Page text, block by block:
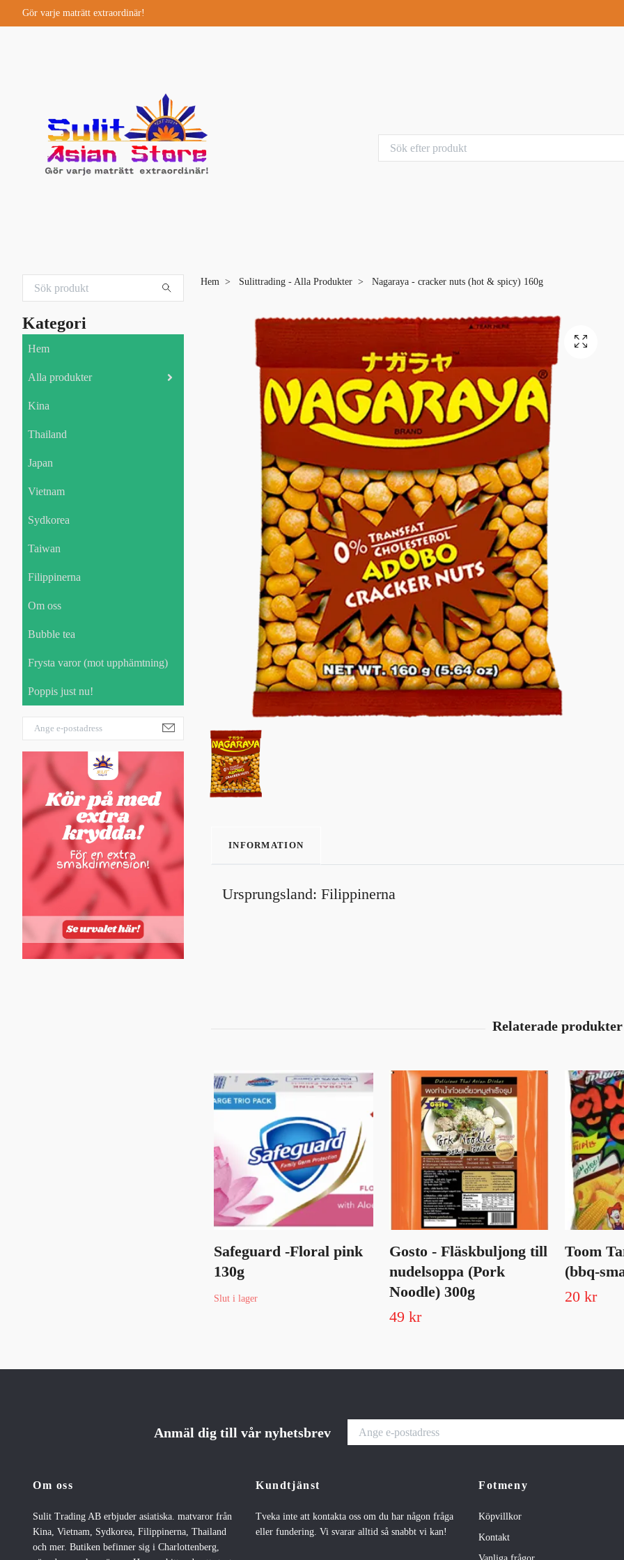
Gör varje maträtt extraordinär!
Kategori
Hem
Alla produkter
Kina
Thailand
Japan
Vietnam
Sydkorea
Taiwan
Filippinerna
Om oss
Bubble tea
Frysta varor (mot upphämtning)
Poppis just nu!
Hem Sulittrading - Alla Produkter Nagaraya - cracker nuts (hot & spicy) 160g
INFORMATION
Ursprungsland: Filippinerna
Safeguard -Floral pink
130g
Slut i lager
Gosto - Fläskbuljong till
nudelsoppa (Pork
Noodle) 300g
49 kr
Toom
(bbq-
20 kr
Anmäl dig till vår nyhetsbrev
Om oss
Sulit Trading AB erbjuder asiatiska. matvaror från
Kina, Vietnam, Sydkorea, Filippinerna, Thailand
och mer. Butiken befinner sig i Charlottenberg,
Kundtjänst
Tveka inte att kontakta oss om du har någon fråga
eller fundering. Vi svarar alltid så snabbt vi kan!
Fotmeny
Köpvillkor
Kontakt